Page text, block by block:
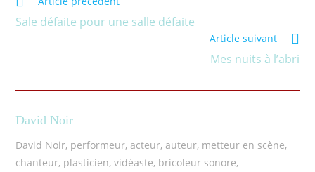
Sale défaite pour une salle défaite
Article suivant
Mes nuits à l’abri
David Noir
David Noir, performeur, acteur, auteur, metteur en scène,
chanteur, plasticien, vidéaste, bricoleur sonore,